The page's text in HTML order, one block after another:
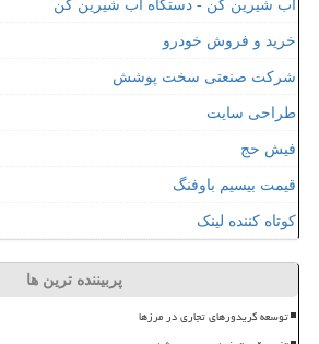
آب شیرین کن - دستگاه آب شیرین کن
خرید و فروش خودرو
شرکت صنعتی سخت پوشش
طراحی سایت
فیش حج
قیمت بیسیم باوفنگ
کوتاه کننده لینک
پربیننده ترین ها
توسعه کریدورهای تجاری در مرزها